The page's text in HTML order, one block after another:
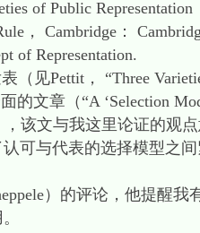
of Public
， Cambridge：
of Representation.
见Pettit， “Three
的文章（“A ‘Selection
，该文与我这里论证的
可与代表的选择模型之
）的评论，他提醒